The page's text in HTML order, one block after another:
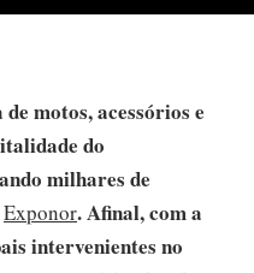
motos, acessórios e
do
milhares de
Exponor. Afinal, com a
intervenientes no